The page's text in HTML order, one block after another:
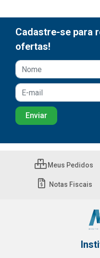
Cadastre-se para
ofertas!
Meus Pedidos
Notas Fiscais